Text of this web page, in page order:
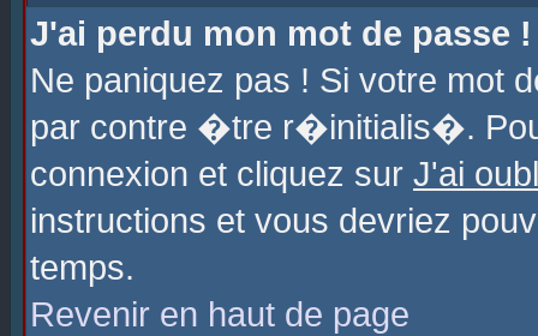
J'ai perdu mon mot de passe !
Ne paniquez pas ! Si votre
par contre �tre r�initialis�.
connexion et cliquez sur J'ai
instructions et vous devriez
temps.
Revenir en haut de page